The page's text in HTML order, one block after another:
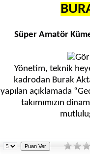
Süper Amatör
Yönetim, teknik
kadrodan Burak
yapılan açıklamada “
takımımızın